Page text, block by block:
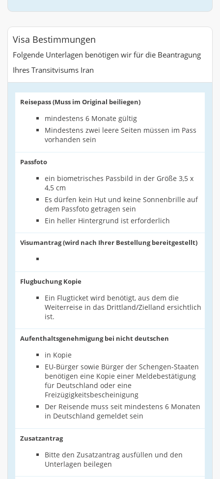
Visa Bestimmungen
Folgende Unterlagen benötigen wir für die Beantragung
Ihres Transitvisums Iran
Reisepass (Muss im Original beiliegen)
mindestens 6 Monate gültig
Mindestens zwei leere Seiten müssen im Pass
vorhanden sein
Passfoto
ein biometrisches Passbild in der Größe 3,5 x
4,5 cm
Es dürfen kein Hut und keine Sonnenbrille auf
dem Passfoto getragen sein
Ein heller Hintergrund ist erforderlich
Visumantrag (wird nach Ihrer Bestellung bereitgestellt)
Flugbuchung Kopie
Ein Flugticket wird benötigt, aus dem die
Weiterreise in das Drittland/Zielland ersichtlich
ist.
Aufenthaltsgenehmigung bei nicht deutschen
in Kopie
EU-Bürger sowie Bürger der Schengen-Staaten
benötigen eine Kopie einer Meldebestätigung
für Deutschland oder eine
Freizügigkeitsbescheinigung
Der Reisende muss seit mindestens 6 Monaten
in Deutschland gemeldet sein
Zusatzantrag
Bitte den Zusatzantrag ausfüllen und den
Unterlagen beilegen